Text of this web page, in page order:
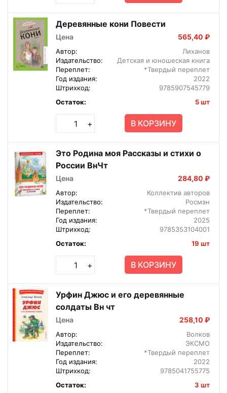
Деревянные кони Повести
Цена 565,40 ₽
Автор:
Лиханов
Издательство:
Детская и юношеская книга
Переплет:
*Твердый переплет
Год издания:
2022
Штрихкод:
9785907545779
Остаток:
5 шт
+ В КОРЗИНУ
Это Родина моя Рассказы и стихи о
России ВнЧт
Цена 284,80 ₽
Автор:
Коллектив авторов
Издательство:
Росмэн
Переплет:
*Твердый переплет
Год издания:
2025
Штрихкод:
9785353104001
Остаток:
19 шт
+ В КОРЗИНУ
Урфин Джюс и его деревянные
солдаты Вн чт
Цена 258,10 ₽
Автор:
Волков
Издательство:
ЭКСМО
Переплет:
*Твердый переплет
Год издания:
2022
Штрихкод:
9785041755775
Остаток:
3 шт